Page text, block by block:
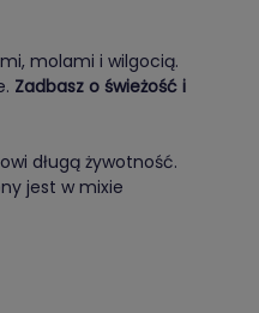
molami i wilgocią.
Zadbasz o świeżość i
długą żywotność.
jest w mixie